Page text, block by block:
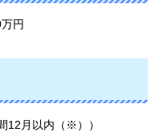
円
12月以内（※））